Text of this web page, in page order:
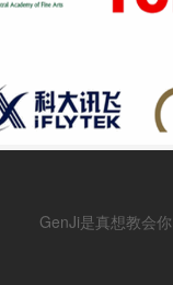
GenJi是真想教会你